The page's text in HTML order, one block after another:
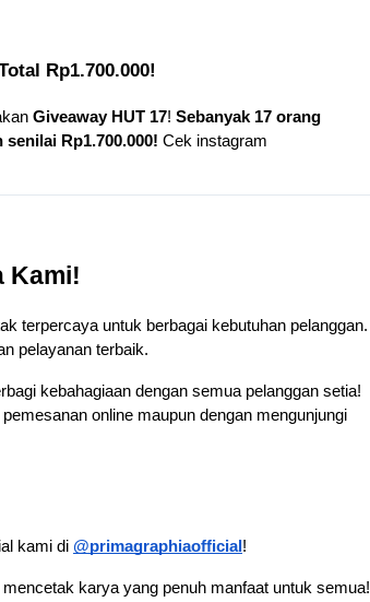
Rp1.700.000!
Giveaway HUT 17! Sebanyak 17 orang
Rp1.700.000! Cek instagram
Kami!
terpercaya untuk berbagai kebutuhan pelanggan.
pelayanan terbaik.
kebahagiaan dengan semua pelanggan setia!
online maupun dengan mengunjungi
kami di @primagraphiaofficial !
karya yang penuh manfaat untuk semua!